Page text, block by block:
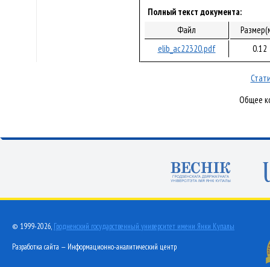
Полный текст документа:
Файл
elib_ac22320.pdf
0.12
Общее
© 1999-2026, Гродненский государственный университет имени Янки Купалы
Разработка сайта — Информационно-аналитический центр